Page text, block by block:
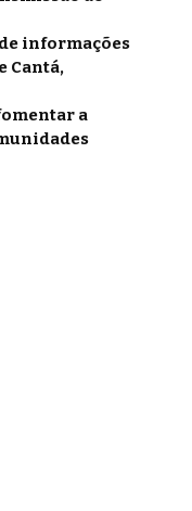
informações
Cantá,
a